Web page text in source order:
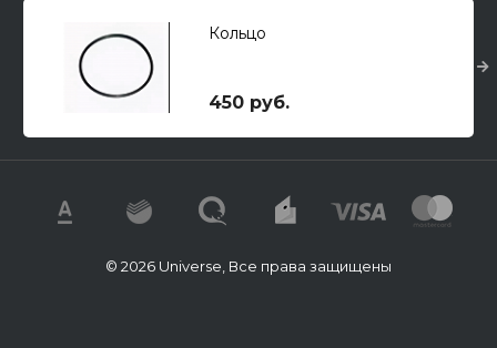
Кольцо
450 руб.
© 2026 Universe, Все права защищены